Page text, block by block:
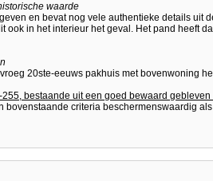
waarde
en bevat nog vele authentieke details uit
ook in het interieur het geval. Het pand heeft
20ste-eeuws pakhuis met bovenwoning
bestaande uit een goed bewaard
bovenstaande criteria beschermenswaardig